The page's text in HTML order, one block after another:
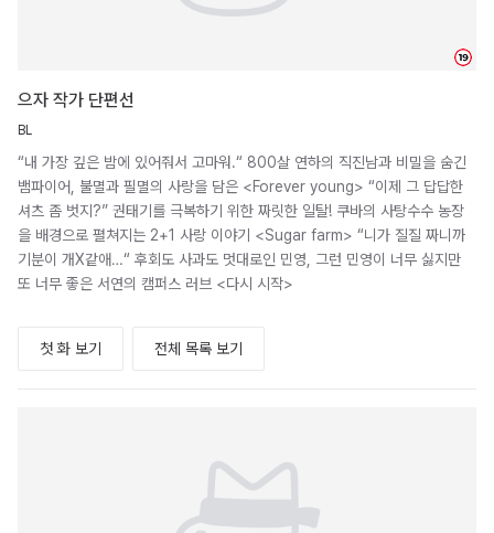
으자 작가 단편선
BL
“내 가장 깊은 밤에 있어줘서 고마워.“ 800살 연하의 직진남과 비밀을 숨긴
뱀파이어, 불멸과 필멸의 사랑을 담은 <Forever young> “이제 그 답답한
셔츠 좀 벗지?” 권태기를 극복하기 위한 짜릿한 일탈! 쿠바의 사탕수수 농장
을 배경으로 펼쳐지는 2+1 사랑 이야기 <Sugar farm> “니가 질질 짜니까
기분이 개X같애…“ 후회도 사과도 멋대로인 민영, 그런 민영이 너무 싫지만
또 너무 좋은 서연의 캠퍼스 러브 <다시 시작>
첫 화 보기 전체 목록 보기